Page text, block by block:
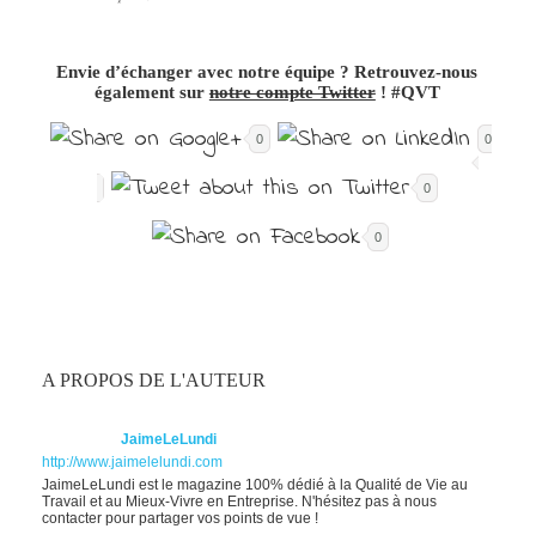
Envie d’échanger avec notre équipe ? Retrouvez-nous
également surnotre compte Twitter! #QVT
0 0
0
0
A PROPOS DE L'AUTEUR
JaimeLeLundi
http://www.jaimelelundi.com
JaimeLeLundi est le magazine 100% dédié à la Qualité de Vie au
Travail et au Mieux-Vivre en Entreprise. N'hésitez pas à nous
contacter pour partager vos points de vue !